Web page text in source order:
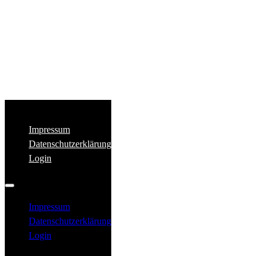
Impressum
Datenschutzerklärung
Login
Impressum
Datenschutzerklärung
Login